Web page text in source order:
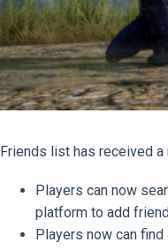
Friends list has received a
Players can now
platform to add
Players now can